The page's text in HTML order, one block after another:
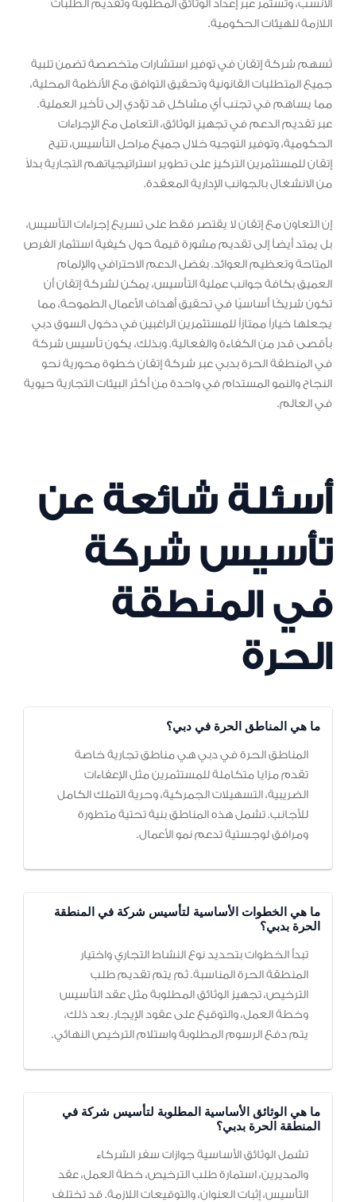
الأنسب، وتستمر عبر إعداد الوثائق المطلوبة وتقديم الطلبات
اللازمة للهيئات الحكومية.
تُسهم شركة إتقان في توفير استشارات متخصصة تضمن تلبية
جميع المتطلبات القانونية وتحقيق التوافق مع الأنظمة المحلية،
مما يساهم في تجنب أي مشاكل قد تؤدي إلى تأخير العملية.
عبر تقديم الدعم في تجهيز الوثائق، التعامل مع الإجراءات
الحكومية، وتوفير التوجيه خلال جميع مراحل التأسيس، تتيح
إتقان للمستثمرين التركيز على تطوير استراتيجياتهم التجارية بدلاً
من الانشغال بالجوانب الإدارية المعقدة.
إن التعاون مع إتقان لا يقتصر فقط على تسريع إجراءات التأسيس،
بل يمتد أيضاً إلى تقديم مشورة قيمة حول كيفية استثمار الفرص
المتاحة وتعظيم العوائد. بفضل الدعم الاحترافي والإلمام
العميق بكافة جوانب عملية التأسيس، يمكن لشركة إتقان أن
تكون شريكًا أساسيًا في تحقيق أهداف الأعمال الطموحة، مما
يجعلها خياراً ممتازاً للمستثمرين الراغبين في دخول السوق دبي
بأقصى قدر من الكفاءة والفعالية. وبذلك، يكون تأسيس شركة
في المنطقة الحرة بدبي عبر شركة إتقان خطوة محورية نحو
النجاح والنمو المستدام في واحدة من أكثر البيئات التجارية حيوية
في العالم.
أسئلة شائعة عن
تأسيس شركة
في المنطقة
الحرة
ما هي المناطق الحرة في دبي؟
المناطق الحرة في دبي هي مناطق تجارية خاصة
تقدم مزايا متكاملة للمستثمرين مثل الإعفاءات
الضريبية، التسهيلات الجمركية، وحرية التملك الكامل
للأجانب. تشمل هذه المناطق بنية تحتية متطورة
ومرافق لوجستية تدعم نمو الأعمال.
ما هي الخطوات الأساسية لتأسيس شركة في المنطقة
الحرة بدبي؟
تبدأ الخطوات بتحديد نوع النشاط التجاري واختيار
المنطقة الحرة المناسبة. ثم يتم تقديم طلب
الترخيص، تجهيز الوثائق المطلوبة مثل عقد التأسيس
وخطة العمل، والتوقيع على عقود الإيجار. بعد ذلك،
يتم دفع الرسوم المطلوبة واستلام الترخيص النهائي.
ما هي الوثائق الأساسية المطلوبة لتأسيس شركة في
المنطقة الحرة بدبي؟
تشمل الوثائق الأساسية جوازات سفر الشركاء
والمديرين، استمارة طلب الترخيص، خطة العمل، عقد
التأسيس، إثبات العنوان، والتوقيعات اللازمة. قد تختلف